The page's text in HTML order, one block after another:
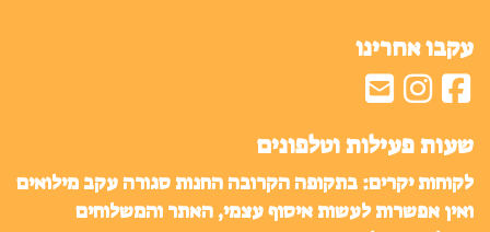
עקבו אחרינו
שעות פעילות וטלפונים
לקוחות יקרים: בתקופה הקרובה החנות סגורה עקב מילואים
ואין אפשרות לעשות איסוף עצמי, האתר והמשלוחים